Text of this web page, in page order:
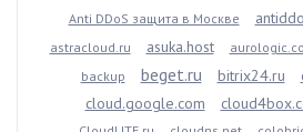
Anti DDoS защита в Москве
astracloud.ru
asuka.host
backup beget.ru bitrix24.ru
cloud.google.com